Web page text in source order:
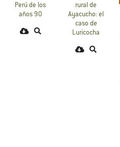
Perú de los
años 90
rural de
Ayacucho: el
caso de
Luricocha